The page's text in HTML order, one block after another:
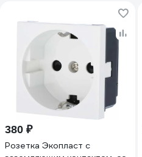
380 ₽
Розетка Экопласт с